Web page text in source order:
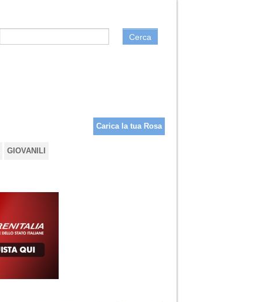
Cerca
Carica la tua Rosa
GIOVANILI